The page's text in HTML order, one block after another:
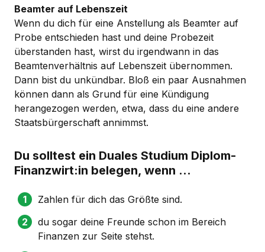
Beamter auf Lebenszeit
Wenn du dich für eine Anstellung als Beamter auf
Probe entschieden hast und deine Probezeit
überstanden hast, wirst du irgendwann in das
Beamtenverhältnis auf Lebenszeit übernommen.
Dann bist du unkündbar. Bloß ein paar Ausnahmen
können dann als Grund für eine Kündigung
herangezogen werden, etwa, dass du eine andere
Staatsbürgerschaft annimmst.
Du solltest ein Duales Studium Diplom-
Finanzwirt:in belegen, wenn …
Zahlen für dich das Größte sind.
du sogar deine Freunde schon im Bereich
Finanzen zur Seite stehst.